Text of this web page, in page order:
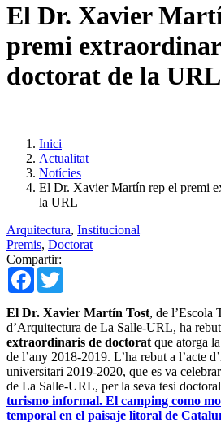
El Dr. Xavier
premi
doctorat de la URL
Inici
Actualitat
Notícies
El Dr. Xavier Martín rep el premi
la URL
Arquitectura, Institucional
Premis, Doctorat
Compartir:
Facebook
El Dr. Xavier Martín Tost, de l’Escola
d’Arquitectura de La Salle-URL, ha
extraordinaris de doctorat que atorga
de l’any 2018-2019. L’ha rebut a l’acte
universitari 2019-2020, que es va
de La Salle-URL, per la seva tesi doctoral
turismo informal. El camping como
temporal en el paisaje litoral de